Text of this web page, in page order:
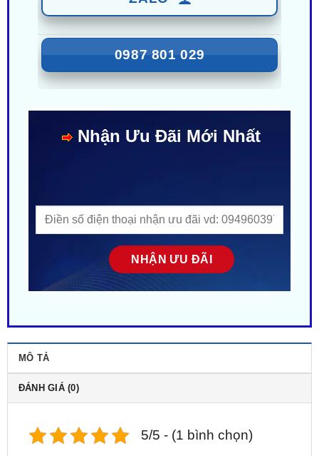
0987 801 029
ĐÁNH GIÁ (0)
【 Địa Chỉ 】➤
Gắn Camera Hành Trình Ô Tô